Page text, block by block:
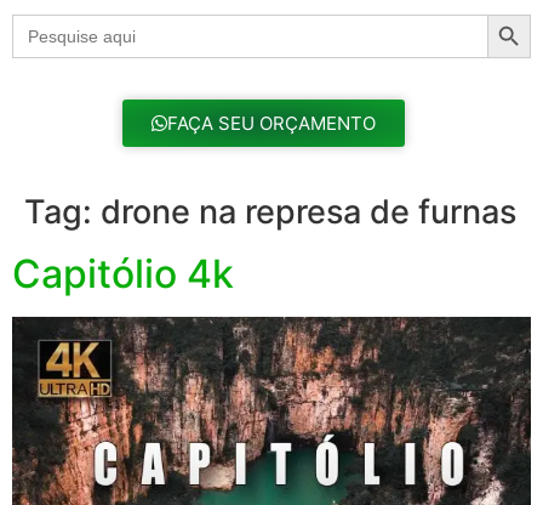
Search
for:
FAÇA SEU ORÇAMENTO
Tag: drone na represa de furnas
Capitólio 4k